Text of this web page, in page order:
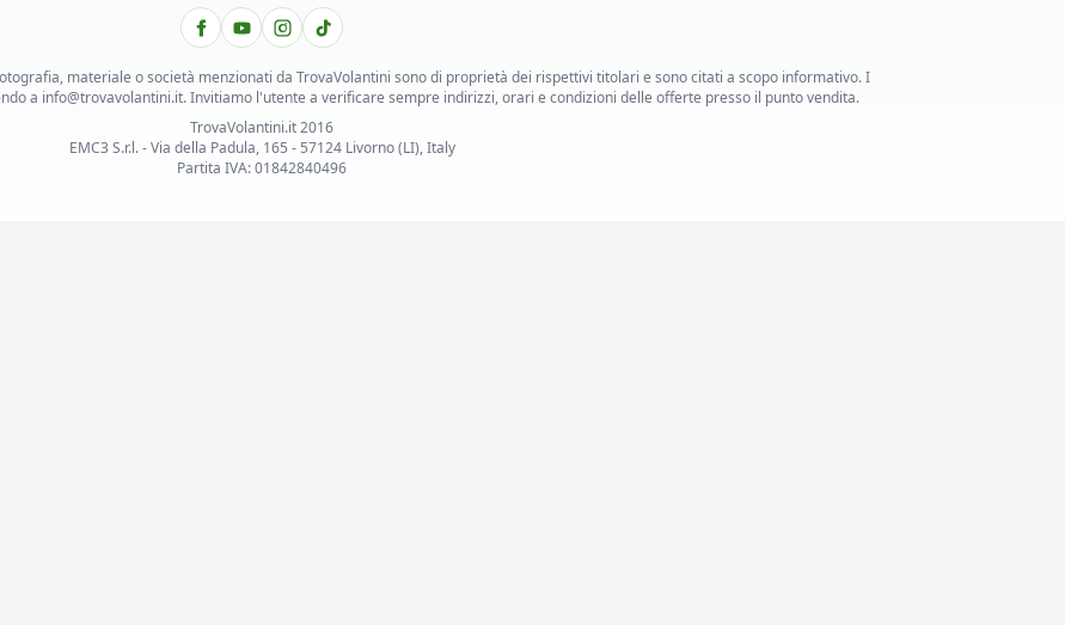
materiale o società menzionati da TrovaVolantini sono di proprietà dei rispettivi titolari e sono citati a scopo informativo. I
a info@trovavolantini.it. Invitiamo l'utente a verificare sempre indirizzi, orari e condizioni delle offerte presso il punto vendita.
TrovaVolantini.it 2016
EMC3 S.r.l. - Via della Padula, 165 - 57124 Livorno (LI), Italy
Partita IVA: 01842840496